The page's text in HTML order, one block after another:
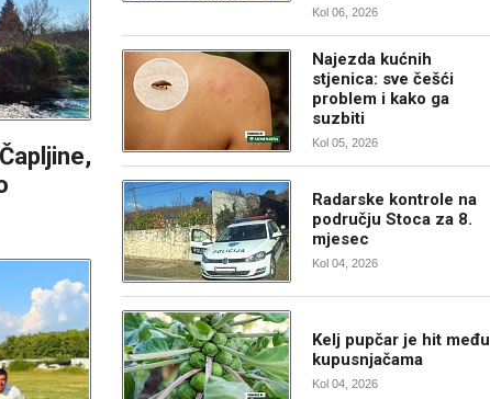
Kol 06, 2026
Najezda kućnih
stjenica: sve češći
problem i kako ga
suzbiti
Kol 05, 2026
Radarske kontrole na
području Stoca za 8.
mjesec
Kol 04, 2026
Kelj pupčar je hit među
kupusnjačama
Kol 04, 2026